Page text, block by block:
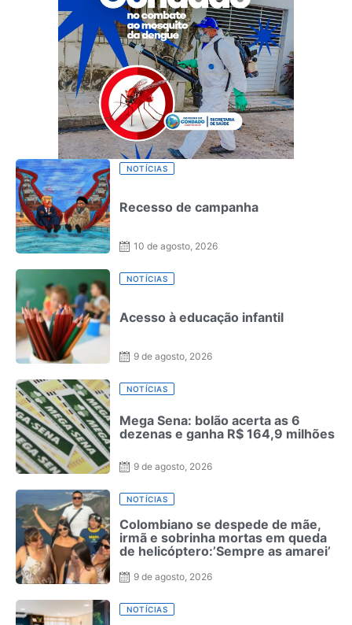
NOTÍCIAS
Recesso de campanha
10 de agosto, 2026
NOTÍCIAS
Acesso à educação infantil
9 de agosto, 2026
NOTÍCIAS
Mega Sena: bolão acerta as 6
dezenas e ganha R$ 164,9 milhões
9 de agosto, 2026
NOTÍCIAS
Colombiano se despede de mãe,
irmã e sobrinha mortas em queda
de helicóptero:’Sempre as amarei’
9 de agosto, 2026
NOTÍCIAS